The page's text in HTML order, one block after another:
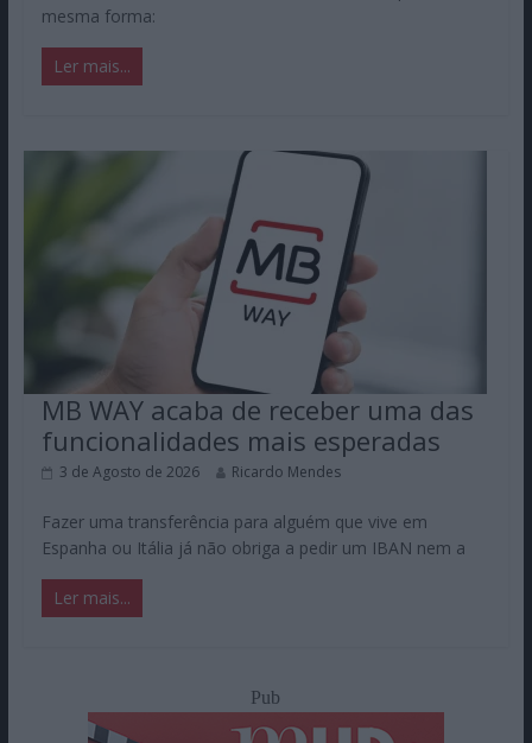
mesma forma:
Ler mais...
MB WAY acaba de receber uma das
funcionalidades mais esperadas
3 de Agosto de 2026 Ricardo Mendes
Fazer uma transferência para alguém que vive em
Espanha ou Itália já não obriga a pedir um IBAN nem a
Ler mais...
Pub